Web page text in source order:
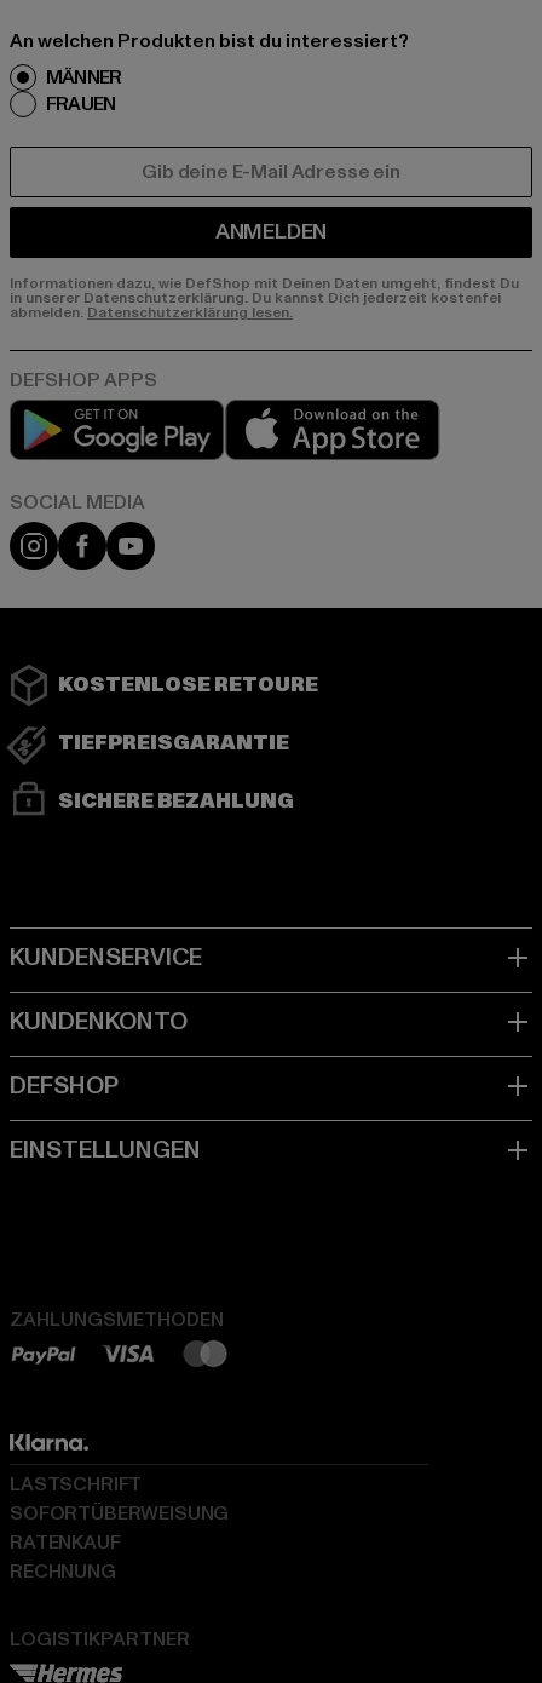
An welchen Produkten bist du interessiert?
MÄNNER
FRAUEN
ANMELDEN
Informationen dazu, wie DefShop mit Deinen Daten umgeht, findest Du
in unserer Datenschutzerklärung. Du kannst Dich jederzeit kostenfei
abmelden. Datenschutzerklärung lesen.
Play market
Instagram
FacebookYouTube
KOSTENLOSE RETOURE
TIEFPREISGARANTIE
SICHERE BEZAHLUNG
ZAHLUNGSMETHODEN
LOGISTIKPARTNER
LASTSCHRIFT
SOFORTÜBERWEISUNG
RATENKAUF
RECHNUNG